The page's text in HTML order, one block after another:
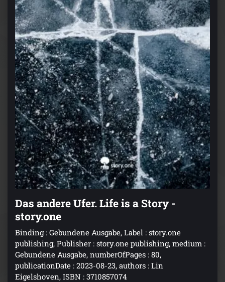
Das andere Ufer. Life is a Story -
story.one
Binding : Gebundene Ausgabe, Label : story.one
publishing, Publisher : story.one publishing, medium :
Gebundene Ausgabe, numberOfPages : 80,
publicationDate : 2023-08-23, authors : Lin
Eigelshoven, ISBN : 3710857074